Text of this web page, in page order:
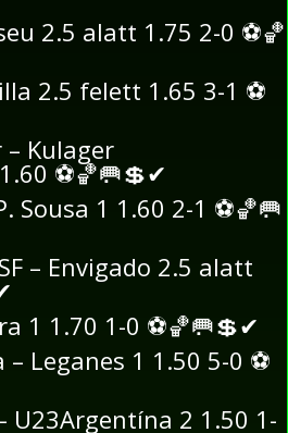
2.5 alatt 1.75 2-0 ⚽🏀
2.5 felett 1.65 3-1 ⚽
– Kulager
⚽🏀🥅💲✔
Sousa 1 1.60 2-1 ⚽🏀🥅
– Envigado 2.5 alatt
1 1.70 1-0 ⚽🏀🥅💲✔
Leganes 1 1.50 5-0 ⚽
U23Argentína 2 1.50 1-